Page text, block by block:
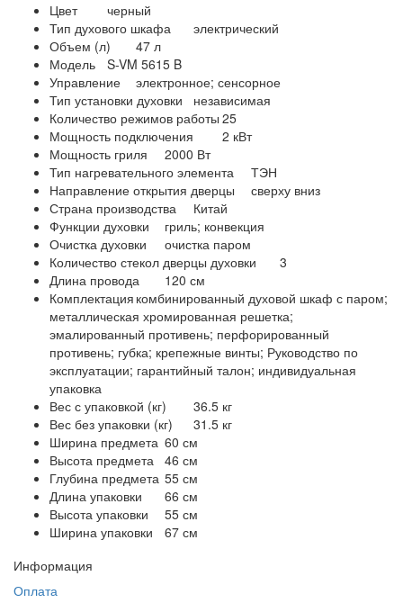
Цвет
черный
Тип духового шкафа
электрический
Объем (л)
47 л
Модель
S-VM 5615 B
Управление
электронное; сенсорное
Тип установки духовки
независимая
Количество режимов работы 25
Мощность подключения
2 кВт
Мощность гриля
2000 Вт
Тип нагревательного элемента
ТЭН
Направление открытия дверцы
сверху вниз
Страна производства
Китай
Функции духовки
гриль; конвекция
Очистка духовки
очистка паром
Количество стекол дверцы духовки
3
Длина провода
120 см
Комплектация комбинированный духовой шкаф с паром;
металлическая хромированная решетка;
эмалированный противень; перфорированный
противень; губка; крепежные винты; Руководство по
эксплуатации; гарантийный талон; индивидуальная
упаковка
Вес с упаковкой (кг)
36.5 кг
Вес без упаковки (кг)
31.5 кг
Ширина предмета 60 см
Высота предмета 46 см
Глубина предмета 55 см
Длина упаковки
66 см
Высота упаковки
55 см
Ширина упаковки
67 см
Информация
Оплата